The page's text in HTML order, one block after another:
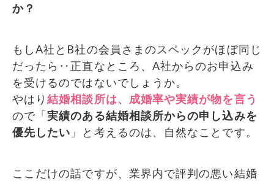
か？
もしA社とB社の会員さまのスペックがほぼ同じ
だったら‥正直なところ、A社からのお申込み
を受けるのではないでしょうか。
やはり結婚相談所は、成婚率や実績が物を言う
ので「実績のある結婚相談所からの申し込みを
優先したい 」と考えるのは、自然なことです。
ここだけの話ですが、業界内で評判の悪い結婚